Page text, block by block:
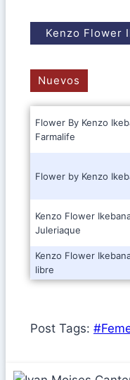
Kenzo Flower
Nuevos
Flower By Kenzo
Farmalife
Flower by Kenzo
Kenzo Flower
Juleriaque
Kenzo Flower
libre
Post Tags: #